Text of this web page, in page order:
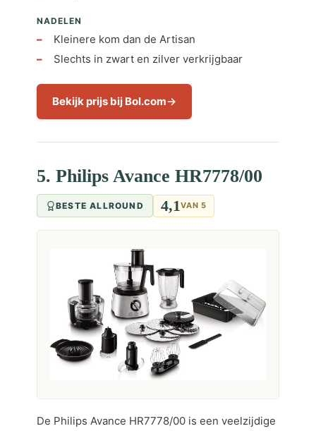
NADELEN
Kleinere kom dan de Artisan
Slechts in zwart en zilver verkrijgbaar
Bekijk prijs bij Bol.com
5. Philips Avance HR7778/00
BESTE ALLROUND 4,1 VAN 5
De Philips Avance HR7778/00 is een veelzijdige